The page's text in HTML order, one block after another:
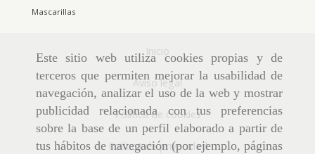
Este sitio web utiliza cookies propias y de
terceros que permiten mejorar la usabilidad de
navegación, analizar el uso de la web y mostrar
publicidad relacionada con tus preferencias
sobre la base de un perfil elaborado a partir de
tus hábitos de navegación (por ejemplo, páginas
Mascarillas
Inicio
Aviso legal
Política de cookies
Política de privacidad